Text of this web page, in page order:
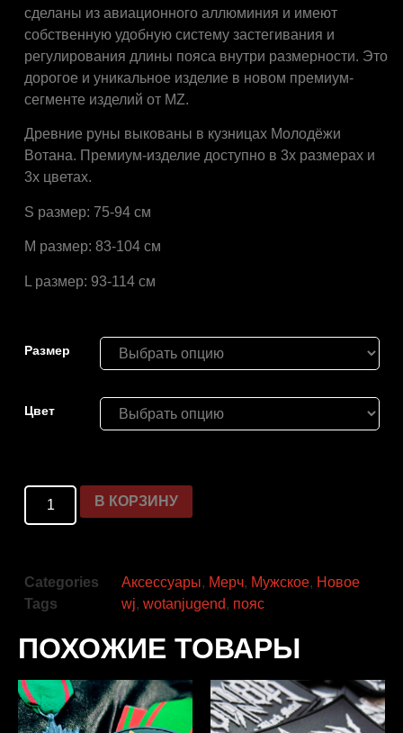
сделаны из авиационного аллюминия и имеют
собственную удобную систему застегивания и
регулирования длины пояса внутри размерности. Это
дорогое и уникальное изделие в новом премиум-
сегменте изделий от MZ.
Древние руны выкованы в кузницах Молодёжи
Вотана. Премиум-изделие доступно в 3х размерах и
3х цветах.
S размер: 75-94 см
M размер: 83-104 см
L размер: 93-114 см
Размер
Цвет
В КОРЗИНУ
Categories Аксессуары, Мерч, Мужское, Новое
Tags
wj,wotanjugend, пояс
ПОХОЖИЕ ТОВАРЫ